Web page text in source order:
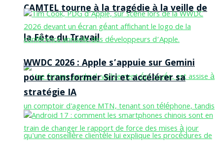
CAMTEL tourne à la tragédie à la veille de
la Fête du Travail
WWDC 2026 : Apple s’appuie sur Gemini
pour transformer Siri et accélérer sa
stratégie IA